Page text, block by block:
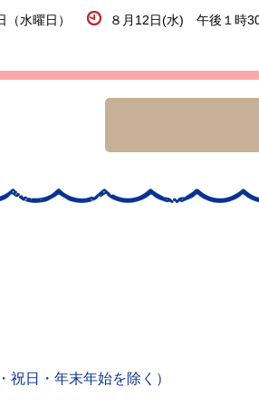
水曜日）
８月12日(水) 午後１時
日・年末年始を除く）